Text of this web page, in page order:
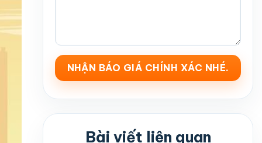
Bài viết liên quan